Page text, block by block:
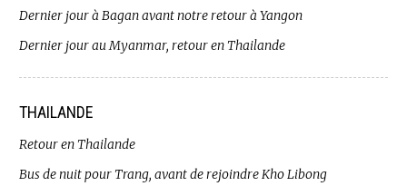
Dernier jour à Bagan avant notre retour à Yangon
Dernier jour au Myanmar, retour en Thailande
THAILANDE
Retour en Thailande
Bus de nuit pour Trang, avant de rejoindre Kho Libong